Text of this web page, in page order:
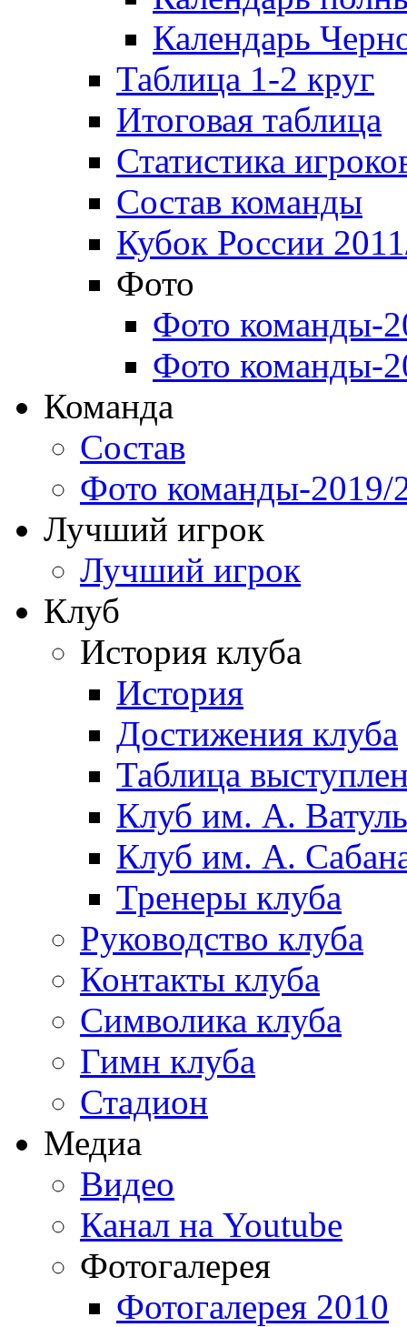
Календарь
Таблица 1-2 круг
Итоговая таблица
Статистика
Состав команды
Кубок России
Фото
Фото команды-
Фото команды-
Команда
Состав
Фото команды-2019/
Лучший игрок
Лучший игрок
Клуб
История клуба
История
Достижения клуба
Таблица
Клуб им. А.
Клуб им. А.
Тренеры клуба
Руководство клуба
Контакты клуба
Символика клуба
Гимн клуба
Стадион
Медиа
Видео
Канал на Youtube
Фотогалерея
Фотогалерея 2010